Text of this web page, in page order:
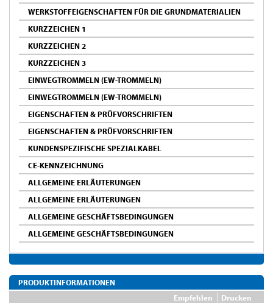
WERKSTOFFEIGENSCHAFTEN FÜR DIE GRUNDMATERIALIEN
KURZZEICHEN 1
KURZZEICHEN 2
KURZZEICHEN 3
EINWEGTROMMELN (EW-TROMMELN)
EINWEGTROMMELN (EW-TROMMELN)
EIGENSCHAFTEN & PRÜFVORSCHRIFTEN
EIGENSCHAFTEN & PRÜFVORSCHRIFTEN
KUNDENSPEZIFISCHE SPEZIALKABEL
CE-KENNZEICHNUNG
ALLGEMEINE ERLÄUTERUNGEN
ALLGEMEINE ERLÄUTERUNGEN
ALLGEMEINE GESCHÄFTSBEDINGUNGEN
ALLGEMEINE GESCHÄFTSBEDINGUNGEN
PRODUKTINFORMATIONEN
Empfehlen
Drucken